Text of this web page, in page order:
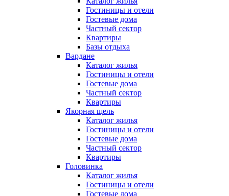
Гостиницы и отели
Гостевые дома
Частный сектор
Квартиры
Базы отдыха
Вардане
Каталог жилья
Гостиницы и отели
Гостевые дома
Частный сектор
Квартиры
Якорная щель
Каталог жилья
Гостиницы и отели
Гостевые дома
Частный сектор
Квартиры
Головинка
Каталог жилья
Гостиницы и отели
Гостевые дома